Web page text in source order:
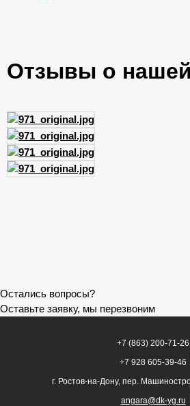
Отзывы о
Остались вопросы?
Оставьте заявку, мы перезвоним
+7 (863) 200-71-26
+7 928 605-39-46
г. Ростов-на-Дону, пер.
angara@dk-yg.ru